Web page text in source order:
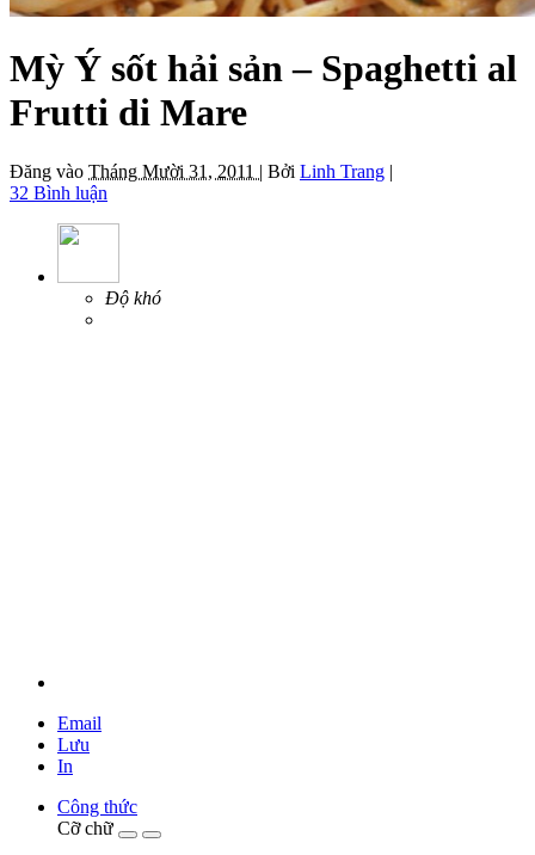
Mỳ Ý sốt hải sản – Spaghetti al
Frutti di Mare
Đăng vào Tháng Mười 31, 2011 | Bởi Linh Trang |
32 Bình luận
Độ khó
Email
Lưu
In
Công thức
Cỡ chữ